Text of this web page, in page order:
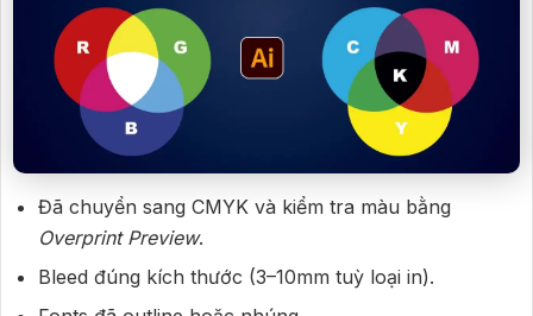
Đã chuyển sang CMYK và kiểm tra màu bằng
Overprint Preview.
Bleed đúng kích thước (3–10mm tuỳ loại in).